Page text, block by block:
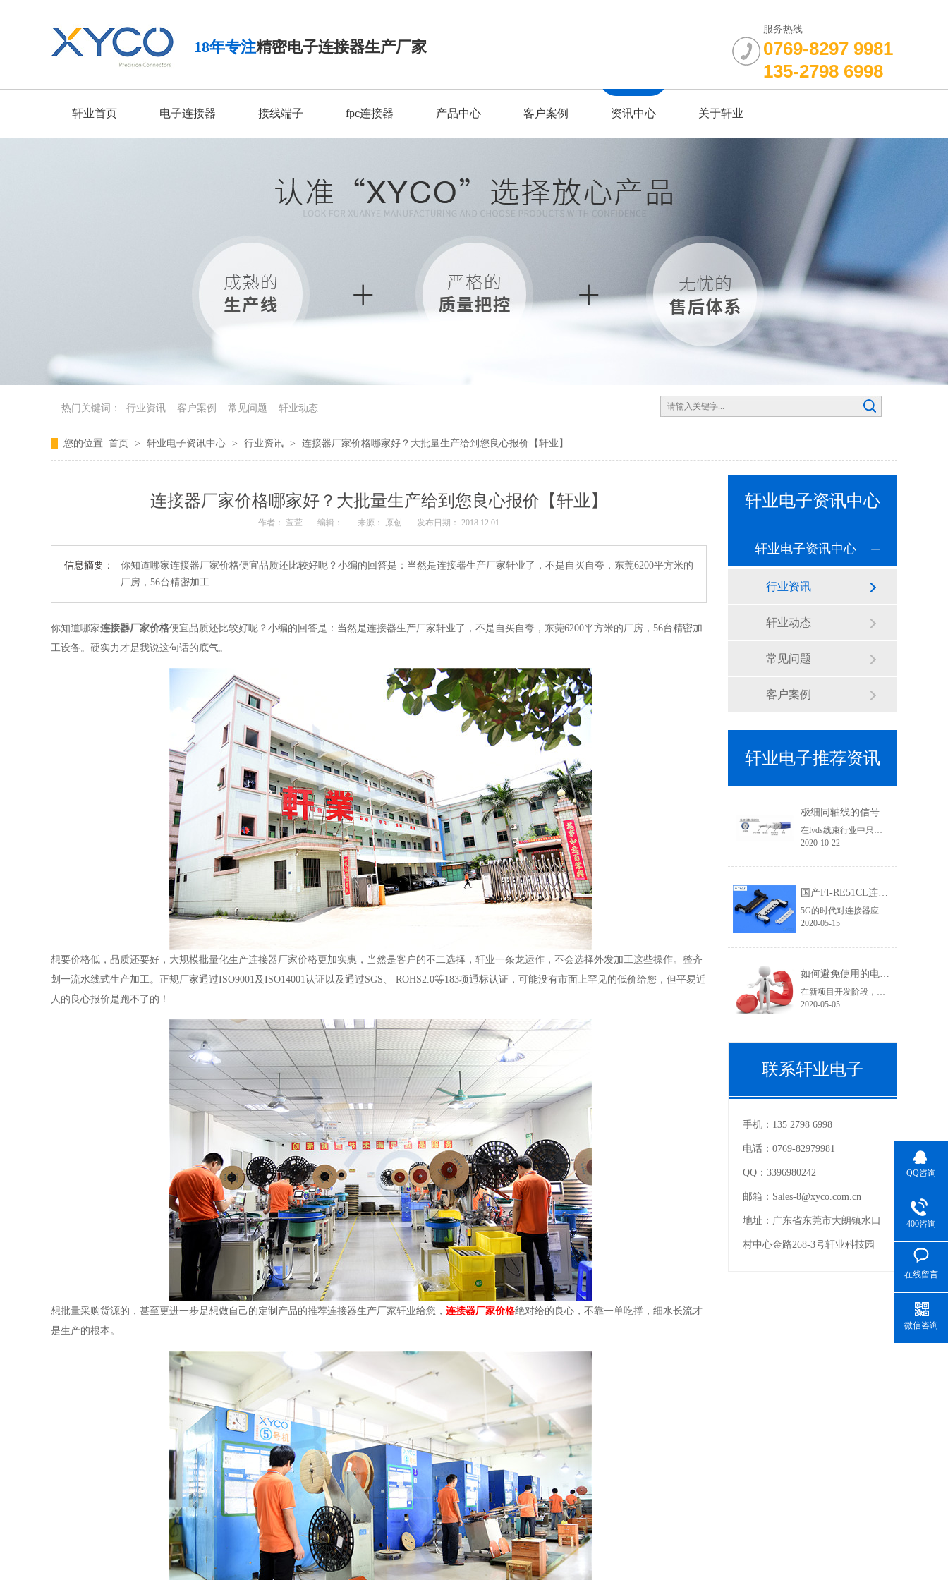
18年专注精密电子连接器生产厂家
服务热线
0769-8297 9981
135-2798 6998
轩业首页 电子连接器 接线端子 fpc连接器 产品中心 客户案例 资讯中心 关于轩业
热门关键词： 行业资讯 客户案例 常见问题 轩业动态
您的位置: 首页 > 轩业电子资讯中心 > 行业资讯 > 连接器厂家价格哪家好？大批量生产给到您良心报价【轩业】
连接器厂家价格哪家好？大批量生产给到您良心报价【轩业】
作者： 萱萱 编辑： 来源： 原创 发布日期： 2018.12.01
信息摘要：
你知道哪家连接器厂家价格便宜品质还比较好呢？小编的回答是：当然是连接器生产厂家轩业了，不是自买自夸，东莞6200平方米的
厂房，56台精密加工…
你知道哪家连接器厂家价格便宜品质还比较好呢？小编的回答是：当然是连接器生产厂家轩业了，不是自买自夸，东莞6200平方米的厂房，56台精密加
工设备。硬实力才是我说这句话的底气。
想要价格低，品质还要好，大规模批量化生产连接器厂家价格更加实惠，当然是客户的不二选择，轩业一条龙运作，不会选择外发加工这些操作。整齐
划一流水线式生产加工。正规厂家通过ISO9001及ISO14001认证以及通过SGS、 ROHS2.0等183项通标认证，可能没有市面上罕见的低价给您，但平易近
人的良心报价是跑不了的！
想批量采购货源的，甚至更进一步是想做自己的定制产品的推荐连接器生产厂家轩业给您， 连接器厂家价格绝对给的良心，不靠一单吃撑，细水长流才
是生产的根本。
轩业电子资讯中心
轩业电子资讯中心
行业资讯
轩业动态
常见问题
客户案例
轩业电子推荐资讯
极细同轴线的信号传输优势有哪些？为何要使用焊接式连接器
在lvds线束行业中只要涉及到高清信号传输、屏蔽效果要求高的线束基本上都会用到极细同轴线，其利用HotBar设备进行焊接加工，两端的接头基本就是焊接式连接器类型了,那使用极细同轴线的优势有哪些？
2020-10-22
国产FI-RE51CL连接器为5G高清信号提供应用支持 「轩业」
5G的时代对连接器应用要求更加严苛，无论是在高清信号、传输速率、屏蔽要求等层次都需要更加专业，优良的品质才能有完美的视觉体验和产品竞争力。在液晶屏线领域，相信对此款lvd连接器一定不陌生，它就是FI-RE连接器系列。它有三个规格：穿端子款、FFC款、焊接款。在4K/8K高清领域对信号干扰、屏蔽效果的要求不仅体现......
2020-05-15
如何避免使用的电子连接器型号在采购和货期上不受影响？
在新项目开发阶段，很多采购人员在工作中可能都会遇到这样一个问题，工程师罗列出来的产品型号在索样上都困难重重，直到小批量试产时不是没有现货就是货期长。看到这里您可能在想曾经自己也经历过或正在经历之中，为什么会出现这种情况呢？随着电子产品结构的变化，电子连接器的更替也是比较快的。连接器在销售过程中......
2020-05-05
联系轩业电子
手机： 135 2798 6998
电话： 0769-82979981
QQ： 3396980242
邮箱： Sales-8@xyco.com.cn
地址： 广东省东莞市大朗镇水口
村中心金路268-3号轩业科技园
QQ咨询
400咨询
在线留言
微信咨询